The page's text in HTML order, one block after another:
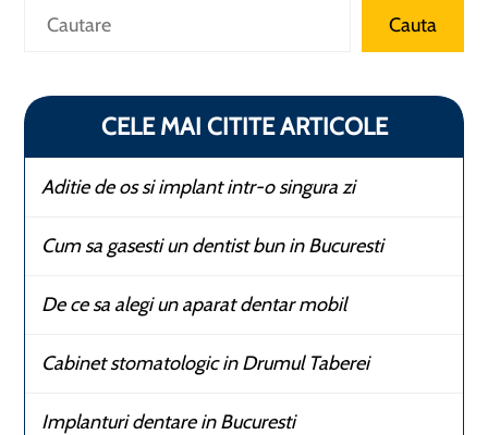
Caută Cauta
CELE MAI CITITE ARTICOLE
Aditie de os si implant intr-o singura zi
Cum sa gasesti un dentist bun in Bucuresti
De ce sa alegi un aparat dentar mobil
Cabinet stomatologic in Drumul Taberei
Implanturi dentare in Bucuresti